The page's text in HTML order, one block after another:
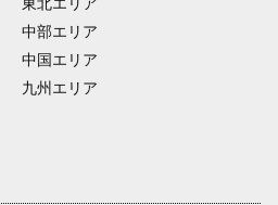
東北エリア
中部エリア
中国エリア
九州エリア